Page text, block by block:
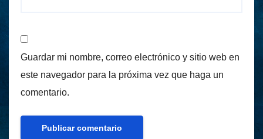
Guardar mi nombre, correo electrónico y sitio web en
este navegador para la próxima vez que haga un
comentario.